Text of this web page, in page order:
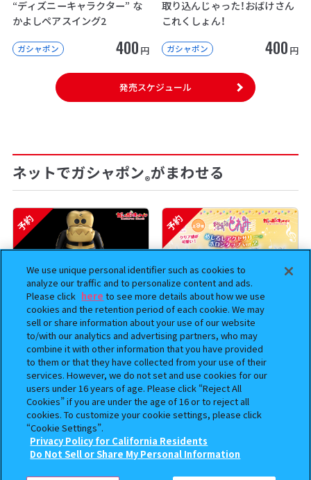
“ディズニーキャラクター” な
かよしペアスイング2
ガシャポン 400 円
取り込んじゃった！おばけさん
これくしょん！
ガシャポン 400 円
発売スケジュール
ネットでガシャポン®がまわせる
予約
BOUNTY HUNTER 『スカル
くん』ミニチュアフィギュアコ
レクション２
オンライン 500円
予約
おジャ魔女どれみ めじるし
アクセサリー ポロンタップ
ver. 2
オンライン
予約 予約
この商品が売っているお店
We use unique personal identifier such as cookies to
analyze our traffic and to personalize content and ads.
Please click here to see more details about how we use
cookies and the retention period of each cookie. We may
sell or share information about your use of our website
to/with our analytics and advertising partners, who may
combine it with other information that you have provided
to them or that they have collected from your use of their
services. However, we do not set and use cookies for our
users under 16 years of age. Please click “Reject All
Cookies” if you are under the age of 16 or to reject all
cookies. To customize your cookie settings, please click
“Cookie Settings”.
Privacy Policy for California Residents
Do Not Sell or Share My Personal Information